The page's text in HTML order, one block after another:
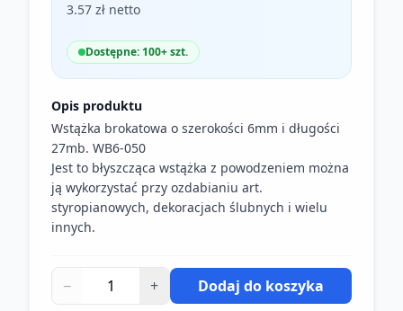
3.57 zł netto
Dostępne: 100+ szt.
Opis produktu
Wstążka brokatowa o szerokości 6mm i długości
27mb. WB6-050
Jest to błyszcząca wstążka z powodzeniem można
ją wykorzystać przy ozdabianiu art.
styropianowych, dekoracjach ślubnych i wielu
innych.
− + Dodaj do koszyka